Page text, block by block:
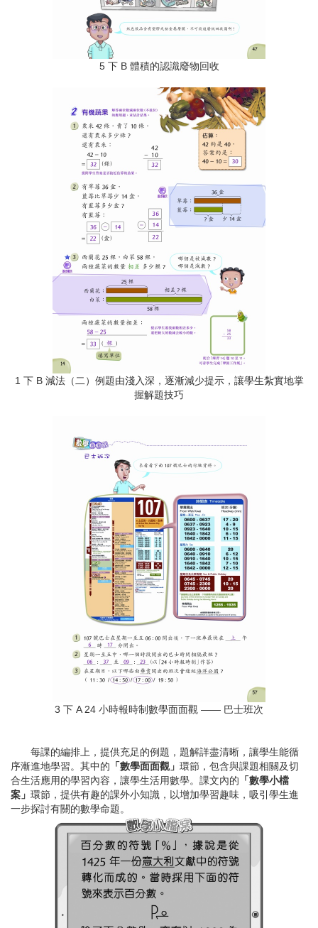
5 下 B 體積的認識廢物回收
1 下 B 減法（二）例題由淺入深，逐漸減少提示，讓學生紮實地掌
握解題技巧
3 下 A 24 小時報時制數學面面觀 —— 巴士班次
每課的編排上，提供充足的例題，題解詳盡清晰，讓學生能循
序漸進地學習。其中的 「數學面面觀」 環節，包含與課題相關及切
合生活應用的學習內容，讓學生活用數學。課文內的 「數學小檔
案」 環節，提供有趣的課外小知識，以增加學習趣味，吸引學生進
一步探討有關的數學命題。